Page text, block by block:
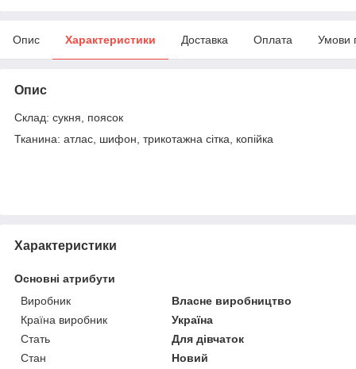
Опис Характеристики Доставка Оплата Умови
Опис
Склад: сукня, поясок
Тканина: атлас, шифон, трикотажна сітка, копійка
Характеристики
Основні атрибути
Виробник
Власне виробництво
Країна виробник
Україна
Стать
Для дівчаток
Стан
Новий